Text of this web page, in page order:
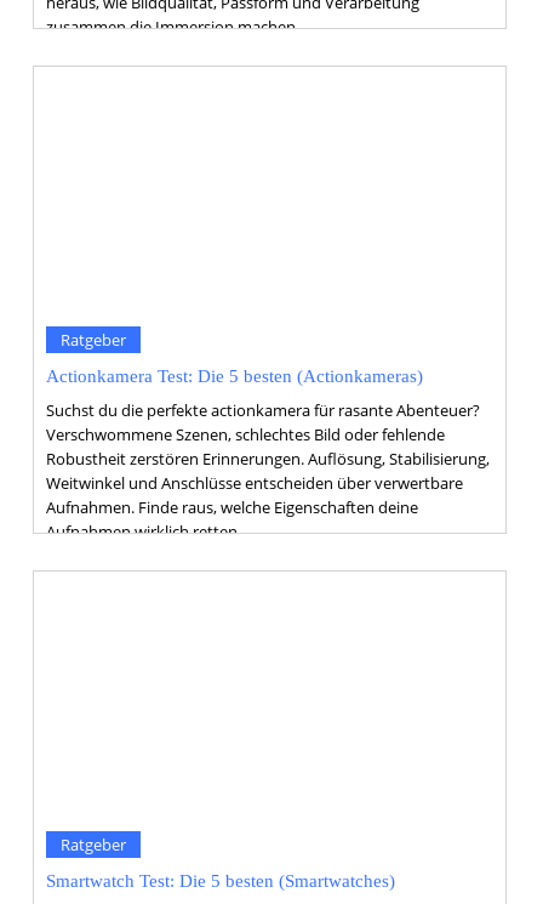
zusammen die Immersion machen.
Ratgeber
Actionkamera Test: Die 5 besten (Actionkameras)
Suchst du die perfekte actionkamera für rasante Abenteuer?
Verschwommene Szenen, schlechtes Bild oder fehlende
Robustheit zerstören Erinnerungen. Auflösung, Stabilisierung,
Weitwinkel und Anschlüsse entscheiden über verwertbare
Aufnahmen. Finde raus, welche Eigenschaften deine
Aufnahmen wirklich retten.
Ratgeber
Smartwatch Test: Die 5 besten (Smartwatches)